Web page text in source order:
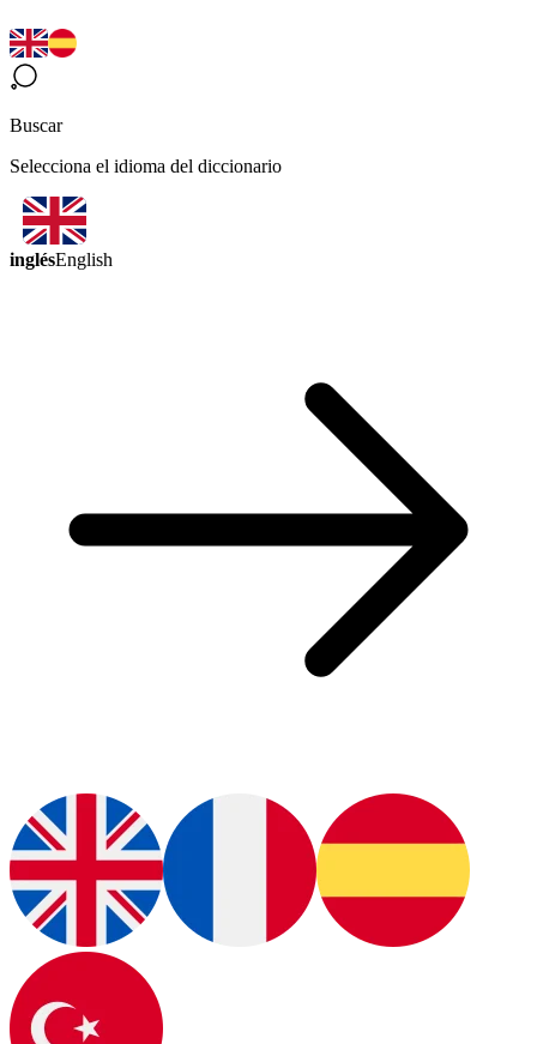
Buscar
Selecciona el idioma del diccionario
inglésEnglish